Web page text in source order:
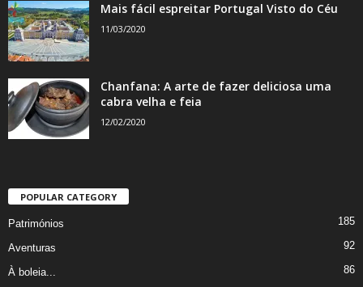
Mais fácil espreitar Portugal Visto do Céu
11/03/2020
Chanfana: A arte de fazer deliciosa uma
cabra velha e feia
12/02/2020
POPULAR CATEGORY
Patrimónios 185
Aventuras 92
À boleia... 86